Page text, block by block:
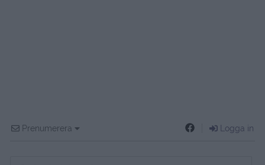
Prenumerera Logga in